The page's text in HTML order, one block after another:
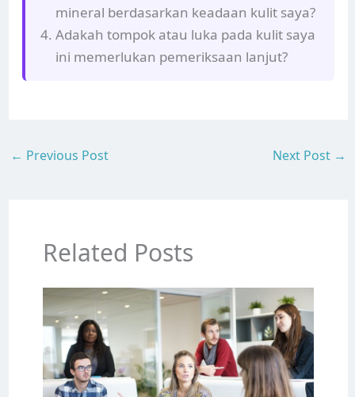
mineral berdasarkan keadaan kulit saya?
Adakah tompok atau luka pada kulit saya
ini memerlukan pemeriksaan lanjut?
← Previous Post Next Post →
Related Posts